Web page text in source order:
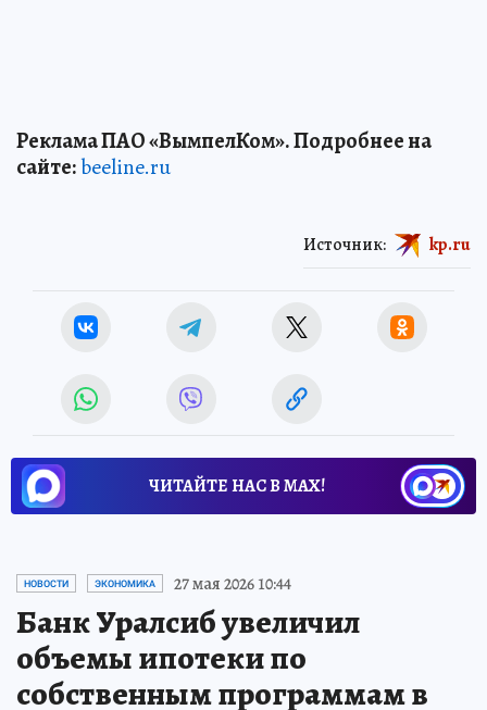
Реклама ПАО «ВымпелКом». Подробнее на
сайте:beeline.ru
Источник: kp.ru
ЧИТАЙТЕ НАС В МАХ!
НОВОСТИ ЭКОНОМИКА 27 мая 2026 10:44
Банк Уралсиб увеличил
объемы ипотеки по
собственным программам в